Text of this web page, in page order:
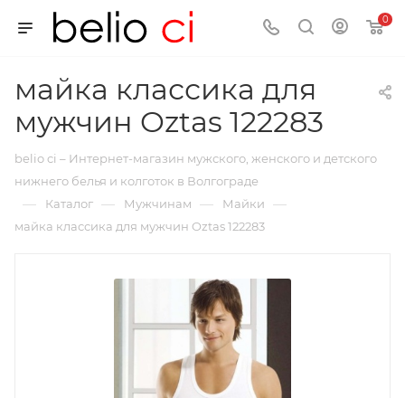
0
майка классика для
мужчин Oztas 122283
belio ci – Интернет-магазин мужского, женского и детского
нижнего белья и колготок в Волгограде
— Каталог — Мужчинам — Майки —
майка классика для мужчин Oztas 122283